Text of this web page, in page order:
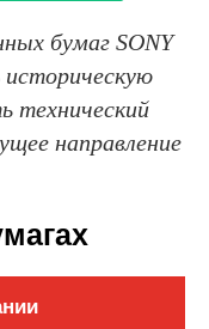
бумаг SONY
технический
направление